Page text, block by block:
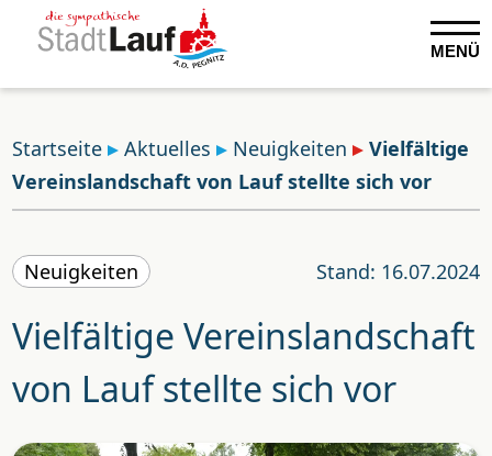
MENÜ
Startseite Aktuelles Neuigkeiten
Vielfältige
Vereinslandschaft von Lauf stellte sich vor
Stand: 16.07.2024
Neuigkeiten
Vielfältige Vereinslandschaft
von Lauf stellte sich vor